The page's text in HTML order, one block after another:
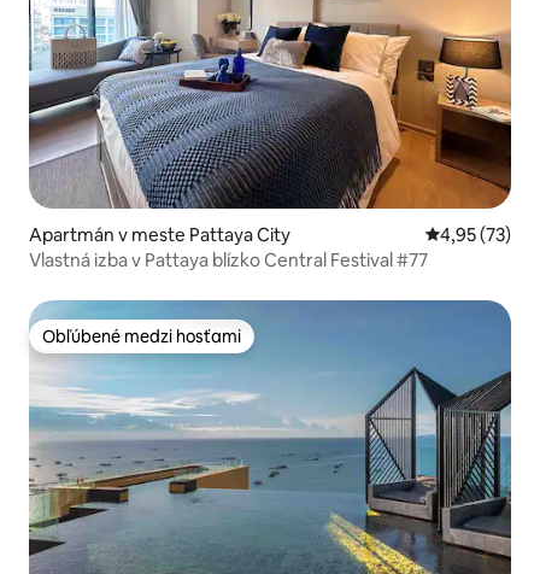
Apartmán v meste Pattaya City Priemerné
4,95 (73)
Vlastná izba v Pattaya blízko Central Festival #77
Obľúbené medzi hosťami
Obľúbené medzi hosťami